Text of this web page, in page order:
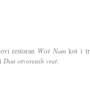
restoran Wirt Namkot i
Dan otvorenih vrat.